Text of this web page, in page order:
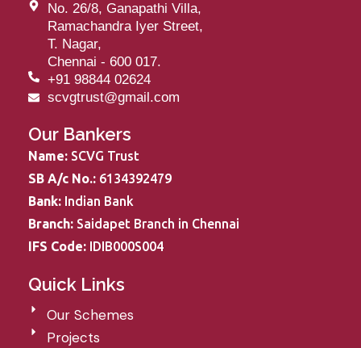
No. 26/8, Ganapathi Villa,
Ramachandra Iyer Street,
T. Nagar,
Chennai - 600 017.
+91 98844 02624
scvgtrust@gmail.com
Our Bankers
Name: SCVG Trust
SB A/c No.: 6134392479
Bank: Indian Bank
Branch: Saidapet Branch in Chennai
IFS Code: IDIB000S004
Quick Links
Our Schemes
Projects